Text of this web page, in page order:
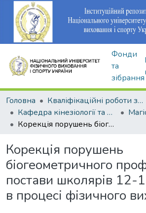
Фонди
та
зібрання
Головна
Кваліфікаційні роботи здобувачів вищої освіти
Кафедра кінезіології та фізкультурно-спортивної реабілітації
Корекція порушень біогеометричного профілю постави школярів 12-13-ти років в процесі фізичного виховання
Корекція порушень
біогеометричного
постави школярів 12-
в процесі фізичного